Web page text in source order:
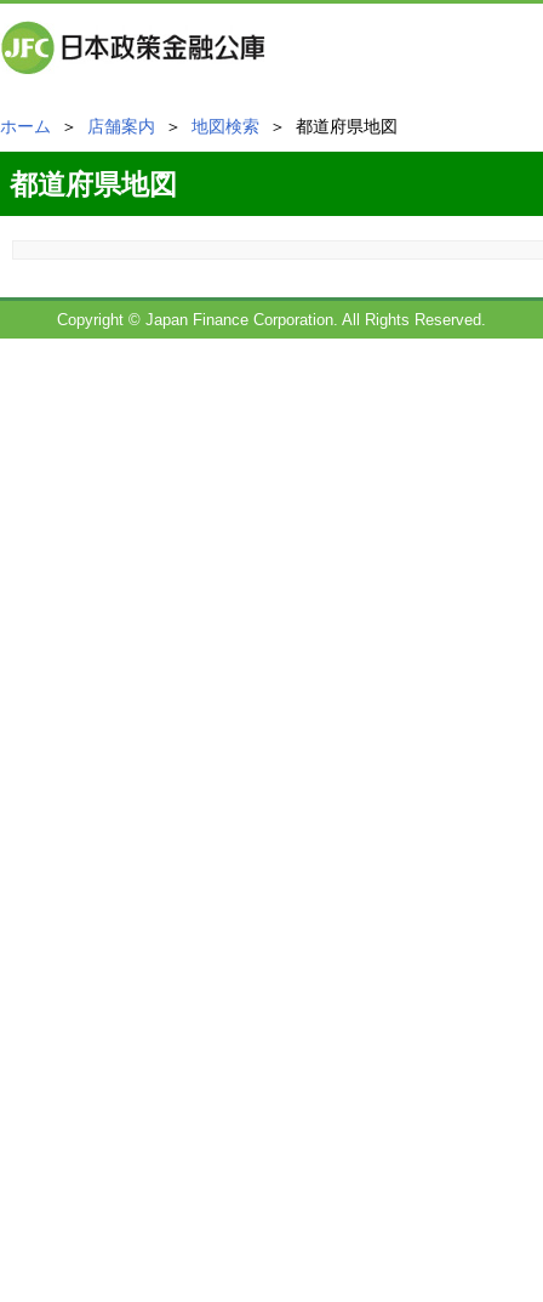
ホーム ＞ 店舗案内 ＞ 地図検索 ＞ 都道府県地図
都道府県地図
Copyright © Japan Finance Corporation. All Rights Reserved.